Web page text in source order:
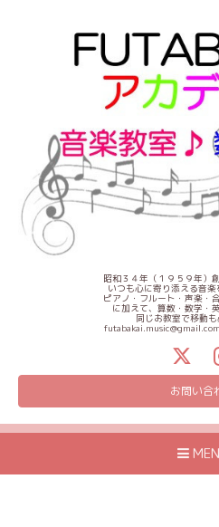
昭和３４年（１９５９年）
いつも心に寄り添える音楽
ピアノ・フルート・声楽・
に加えて、算数・数学・
同じお教室で移動
お問い合